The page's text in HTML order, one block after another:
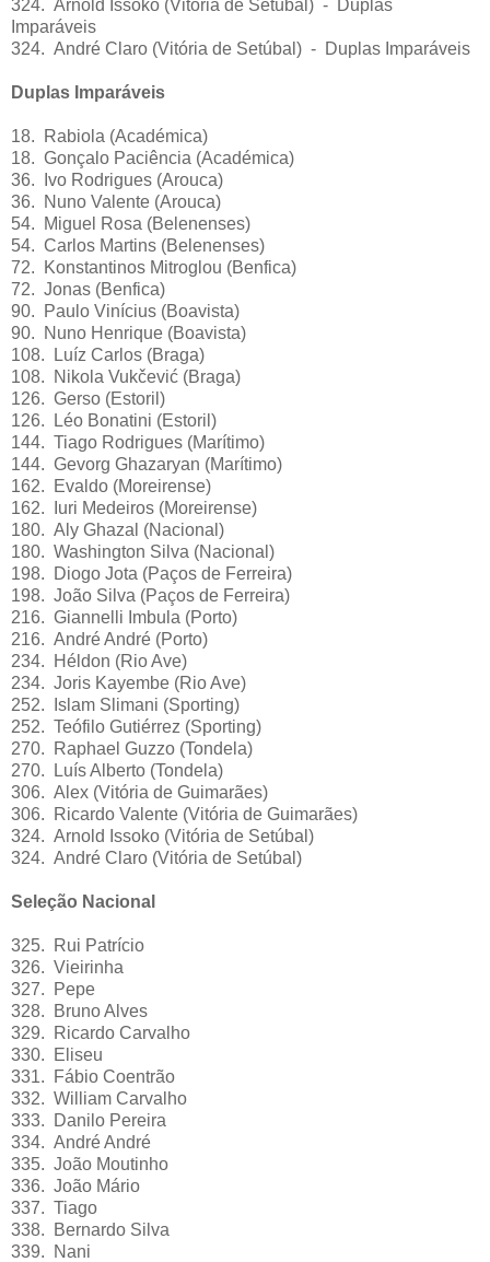
324. Arnold Issoko (Vitória de Setúbal) - Duplas
Imparáveis
324. André Claro (Vitória de Setúbal) - Duplas Imparáveis
Duplas Imparáveis
18. Rabiola (Académica)
18. Gonçalo Paciência (Académica)
36. Ivo Rodrigues (Arouca)
36. Nuno Valente (Arouca)
54. Miguel Rosa (Belenenses)
54. Carlos Martins (Belenenses)
72. Konstantinos Mitroglou (Benfica)
72. Jonas (Benfica)
90. Paulo Vinícius (Boavista)
90. Nuno Henrique (Boavista)
108. Luíz Carlos (Braga)
108. Nikola Vukčević (Braga)
126. Gerso (Estoril)
126. Léo Bonatini (Estoril)
144. Tiago Rodrigues (Marítimo)
144. Gevorg Ghazaryan (Marítimo)
162. Evaldo (Moreirense)
162. Iuri Medeiros (Moreirense)
180. Aly Ghazal (Nacional)
180. Washington Silva (Nacional)
198. Diogo Jota (Paços de Ferreira)
198. João Silva (Paços de Ferreira)
216. Giannelli Imbula (Porto)
216. André André (Porto)
234. Héldon (Rio Ave)
234. Joris Kayembe (Rio Ave)
252. Islam Slimani (Sporting)
252. Teófilo Gutiérrez (Sporting)
270. Raphael Guzzo (Tondela)
270. Luís Alberto (Tondela)
306. Alex (Vitória de Guimarães)
306. Ricardo Valente (Vitória de Guimarães)
324. Arnold Issoko (Vitória de Setúbal)
324. André Claro (Vitória de Setúbal)
Seleção Nacional
325. Rui Patrício
326. Vieirinha
327. Pepe
328. Bruno Alves
329. Ricardo Carvalho
330. Eliseu
331. Fábio Coentrão
332. William Carvalho
333. Danilo Pereira
334. André André
335. João Moutinho
336. João Mário
337. Tiago
338. Bernardo Silva
339. Nani